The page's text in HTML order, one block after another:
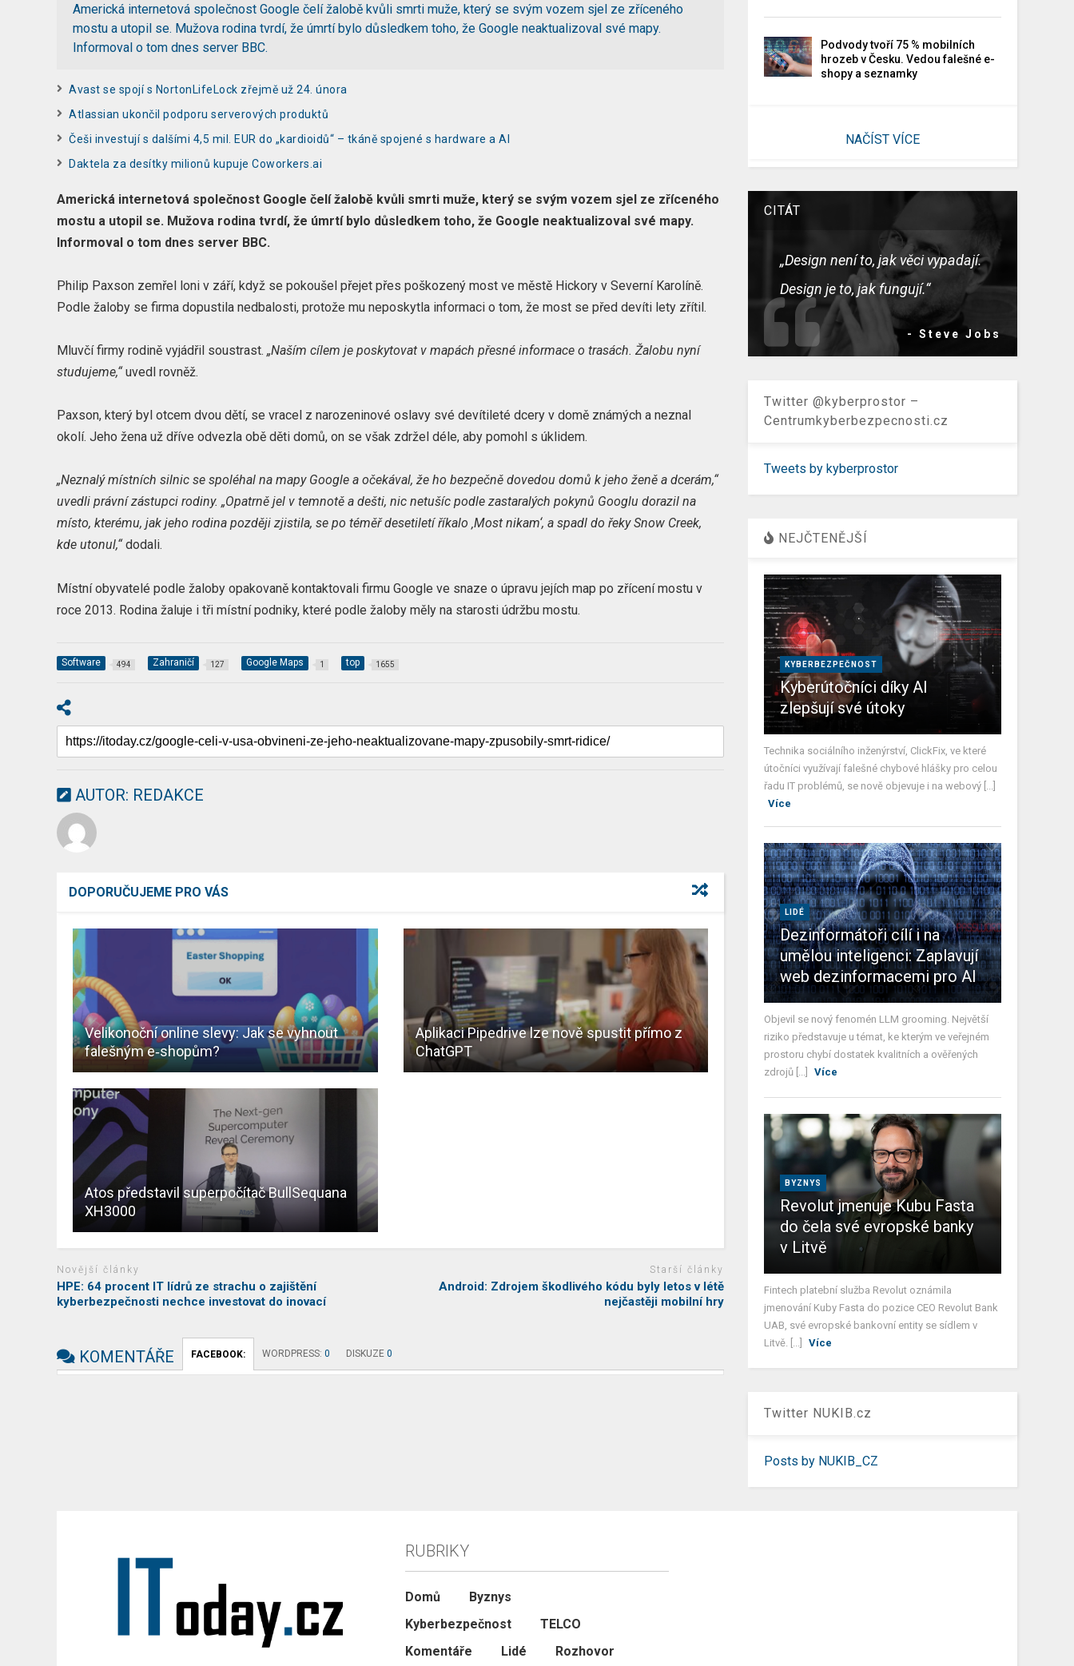
Americká internetová společnost Google čelí žalobě kvůli smrti muže, který se svým vozem sjel ze zříceného
mostu a utopil se. Mužova rodina tvrdí, že úmrtí bylo důsledkem toho, že Google neaktualizoval své mapy.
Informoval o tom dnes server BBC.
Avast se spojí s NortonLifeLock zřejmě už 24. února
Atlassian ukončil podporu serverových produktů
Češi investují s dalšími 4,5 mil. EUR do „kardioidů“ – tkáně spojené s hardware a AI
Daktela za desítky milionů kupuje Coworkers.ai
Americká internetová společnost Google čelí žalobě kvůli smrti muže, který se svým vozem sjel ze zříceného
mostu a utopil se. Mužova rodina tvrdí, že úmrtí bylo důsledkem toho, že Google neaktualizoval své mapy.
Informoval o tom dnes server BBC.
Philip Paxson zemřel loni v září, když se pokoušel přejet přes poškozený most ve městě Hickory v Severní Karolíně.
Podle žaloby se firma dopustila nedbalosti, protože mu neposkytla informaci o tom, že most se před devíti lety zřítil.
Mluvčí firmy rodině vyjádřil soustrast.„Naším cílem je poskytovat v mapách přesné informace o trasách. Žalobu nyní
studujeme,“uvedl rovněž.
Paxson, který byl otcem dvou dětí, se vracel z narozeninové oslavy své devítileté dcery v domě známých a neznal
okolí. Jeho žena už dříve odvezla obě děti domů, on se však zdržel déle, aby pomohl s úklidem.
„Neznalý místních silnic se spoléhal na mapy Google a očekával, že ho bezpečně dovedou domů k jeho ženě a dcerám,“
uvedli právní zástupci rodiny. „Opatrně jel v temnotě a dešti, nic netušíc podle zastaralých pokynů Googlu dorazil na
místo, kterému, jak jeho rodina později zjistila, se po téměř desetiletí říkalo ‚Most nikam‘, a spadl do řeky Snow Creek,
kde utonul,“ dodali.
Místní obyvatelé podle žaloby opakovaně kontaktovali firmu Google ve snaze o úpravu jejích map po zřícení mostu v
roce 2013. Rodina žaluje i tři místní podniky, které podle žaloby měly na starosti údržbu mostu.
Software 494 Zahraničí 127 Google Maps 1 top 1655
AUTOR: REDAKCE
DOPORUČUJEME PRO VÁS
Velikonoční online slevy: Jak se vyhnout
falešným e‑shopům?
Aplikaci Pipedrive lze nově spustit přímo z
ChatGPT
Atos představil superpočítač BullSequana
XH3000
Novější články
HPE: 64 procent IT lídrů ze strachu o zajištění
kyberbezpečnosti nechce investovat do inovací
Starší články
Android: Zdrojem škodlivého kódu byly letos v létě
nejčastěji mobilní hry
KOMENTÁŘE FACEBOOK: WORDPRESS:0 DISKUZE0
Podvody tvoří 75 % mobilních
hrozeb v Česku. Vedou falešné e-
shopy a seznamky
NAČÍST VÍCE
CITÁT
„Design není to, jak věci vypadají.
Design je to, jak fungují.“
- Steve Jobs
Twitter @kyberprostor –
Centrumkyberbezpecnosti.cz
Tweets by kyberprostor
NEJČTENĚJŠÍ
KYBERBEZPEČNOST
Kyberútočníci díky AI
zlepšují své útoky
Technika sociálního inženýrství, ClickFix, ve které
útočníci využívají falešné chybové hlášky pro celou
řadu IT problémů, se nově objevuje i na webový [...]
Více
LIDÉ
Dezinformátoři cílí i na
umělou inteligenci: Zaplavují
web dezinformacemi pro AI
Objevil se nový fenomén LLM grooming. Největší
riziko představuje u témat, ke kterým ve veřejném
prostoru chybí dostatek kvalitních a ověřených
zdrojů [...]
Více
BYZNYS
Revolut jmenuje Kubu Fasta
do čela své evropské banky
v Litvě
Fintech platební služba Revolut oznámila
jmenování Kuby Fasta do pozice CEO Revolut Bank
UAB, své evropské bankovní entity se sídlem v
Litvě. [...]
Více
Twitter NUKIB.cz
Posts by NUKIB_CZ
RUBRIKY
Domů
Byznys
Kyberbezpečnost
TELCO
Komentáře
Lidé Rozhovor